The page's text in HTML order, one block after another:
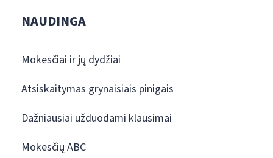
NAUDINGA
Mokesčiai ir jų dydžiai
Atsiskaitymas grynaisiais pinigais
Dažniausiai užduodami klausimai
Mokesčių ABC